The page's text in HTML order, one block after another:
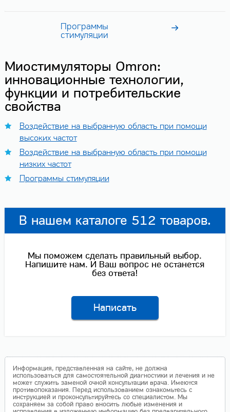
Программы
стимуляции
Миостимуляторы Omron:
инновационные технологии,
функции и потребительские
свойства
Воздействие на выбранную область при помощи
высоких частот
Воздействие на выбранную область при помощи
низких частот
Программы стимуляции
В нашем каталоге 512 товаров.
Мы поможем сделать правильный выбор.
Напишите нам. И Ваш вопрос не останется
без ответа!
Написать
Информация, представленная на сайте, не должна
использоваться для самостоятельной диагностики и лечения и не
может служить заменой очной консультации врача. Имеются
противопоказания. Перед использованием ознакомьтесь с
инструкцией и проконсультируйтесь со специалистом. Мы
сохраняем за собой право вносить любые изменения и